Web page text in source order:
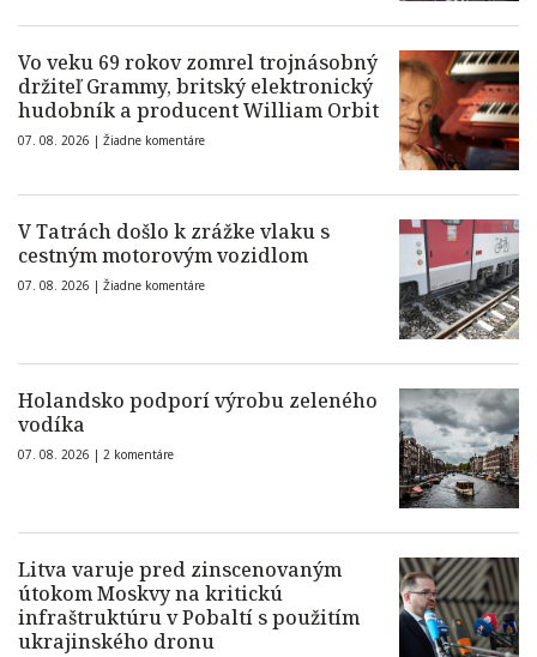
Vo veku 69 rokov zomrel trojnásobný
držiteľ Grammy, britský elektronický
hudobník a producent William Orbit
07. 08. 2026 | Žiadne komentáre
V Tatrách došlo k zrážke vlaku s
cestným motorovým vozidlom
07. 08. 2026 | Žiadne komentáre
Holandsko podporí výrobu zeleného
vodíka
07. 08. 2026 | 2 komentáre
Litva varuje pred zinscenovaným
útokom Moskvy na kritickú
infraštruktúru v Pobaltí s použitím
ukrajinského dronu